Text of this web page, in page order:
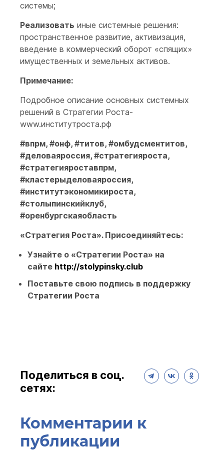
системы;
Реализовать иные системные решения:
пространственное развитие, активизация,
введение в коммерческий оборот «спящих»
имущественных и земельных активов.
Примечание:
Подробное описание основных системных
решений в Стратегии Роста-
www.институтроста.рф
#впрм, #онф, #титов, #омбудсментитов,
#деловаяроссия, #стратегияроста,
#стратегияроставпрм,
#кластерыделоваяроссия,
#институтэкономикироста,
#столыпинскийклуб,
#оренбургскаяобласть
«Стратегия Роста». Присоединяйтесь:
Узнайте о «Стратегии Роста» на
сайте http://stolypinsky.club
Поставьте свою подпись в поддержку
Стратегии Роста
Поделиться в соц.
сетях:
Комментарии к
публикации